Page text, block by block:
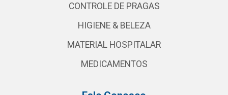
CONTROLE DE PRAGAS
HIGIENE & BELEZA
MATERIAL HOSPITALAR
MEDICAMENTOS